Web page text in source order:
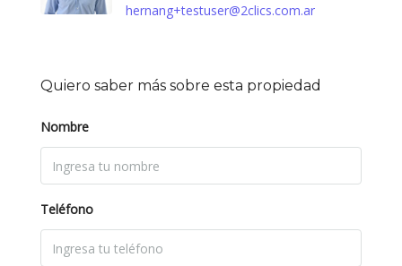
hernang+testuser@2clics.com.ar
Quiero saber más sobre esta propiedad
Nombre
Teléfono